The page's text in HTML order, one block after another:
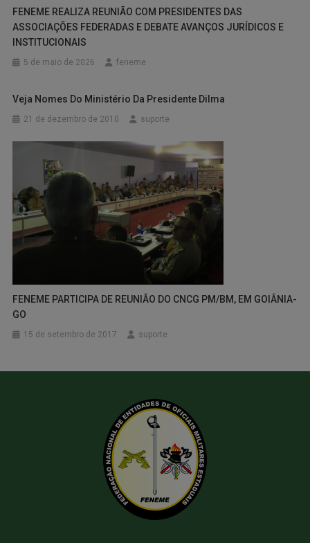
FENEME REALIZA REUNIÃO COM PRESIDENTES DAS
ASSOCIAÇÕES FEDERADAS E DEBATE AVANÇOS JURÍDICOS E
INSTITUCIONAIS
5 de maio de 2026 feneme
Veja Nomes Do Ministério Da Presidente Dilma
21 de dezembro de 2010 suporte
FENEME PARTICIPA DE REUNIÃO DO CNCG PM/BM, EM GOIÂNIA-
GO
15 de setembro de 2017 suporte